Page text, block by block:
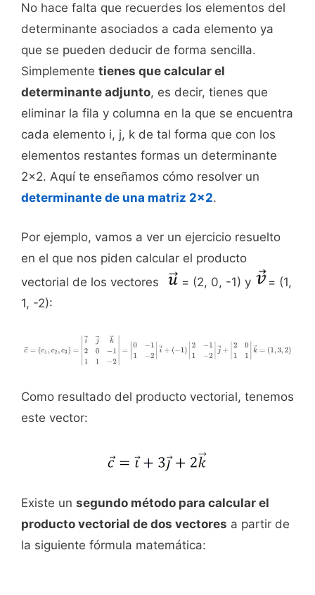
No hace falta que recuerdes los elementos del
determinante asociados a cada elemento ya
que se pueden deducir de forma sencilla.
Simplemente tienes que calcular el
determinante adjunto, es decir, tienes que
eliminar la fila y columna en la que se encuentra
cada elemento i, j, k de tal forma que con los
elementos restantes formas un determinante
2x2. Aquí te enseñamos cómo resolver un
determinante de una matriz 2x2.
Por ejemplo, vamos a ver un ejercicio resuelto
en el que nos piden calcular el producto
vectorial de los vectores
= (2, 0, -1) y
= (1,
1, -2):
Como resultado del producto vectorial, tenemos
este vector:
Existe un segundo método para calcular el
producto vectorial de dos vectores a partir de
la siguiente fórmula matemática: